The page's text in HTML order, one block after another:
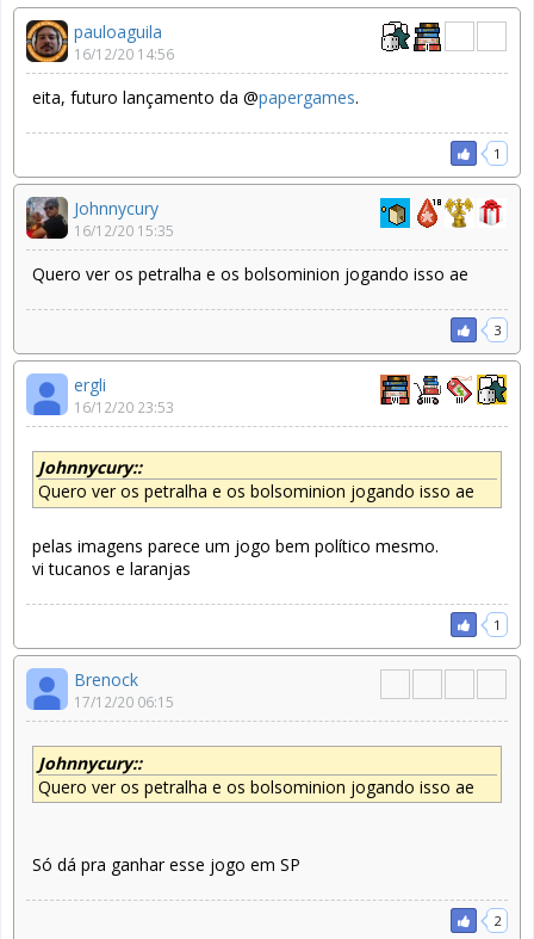
pauloaguila
16/12/20 14:56
eita, futuro lançamento da @papergames.
1
Johnnycury
16/12/20 15:35
Quero ver os petralha e os bolsominion jogando isso ae
3
ergli
16/12/20 23:53
Johnnycury::
Quero ver os petralha e os bolsominion jogando isso ae
pelas imagens parece um jogo bem político mesmo.
vi tucanos e laranjas
1
Brenock
17/12/20 06:15
Johnnycury::
Quero ver os petralha e os bolsominion jogando isso ae
Só dá pra ganhar esse jogo em SP
2